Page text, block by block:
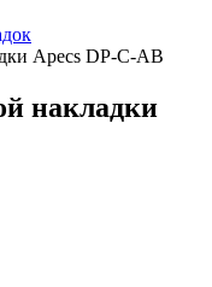
Apecs DP-C-AB
накладки